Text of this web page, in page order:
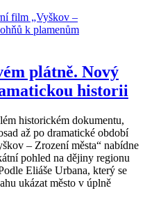
plátně. Nový
historii
historickém dokumentu,
až po dramatické období
– Zrození města“ nabídne
pohled na dějiny regionu
Eliáše Urbana, který se
ukázat město v úplně